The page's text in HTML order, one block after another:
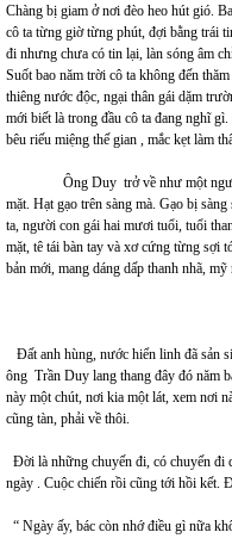
Chàng bị giam ở nơi đèo heo hút gió.
cô ta từng giờ từng phút, đợi bằng trái
đi nhưng chưa có tin lại, làn sóng âm
Suốt bao năm trời cô ta không đến
thiêng nước độc, ngại thân gái dặm
mới biết là trong đầu cô ta đang nghĩ
bêu riếu miệng thế gian , mắc kẹt làm
Ông Duy trở về như một người
mặt. Hạt gạo trên sàng mà. Gạo bị
ta, người con gái hai mươi tuổi, tuổi
mặt, tê tái bàn tay và xơ cứng từng sợi
bản mới, mang dáng dấp thanh nhã,
Đất anh hùng, nước hiển linh đã sản
ông Trần Duy lang thang đây đó năm
này một chút, nơi kia một lát, xem nơi
cũng tàn, phải về thôi.
Đời là những chuyến đi, có chuyến đi
ngày . Cuộc chiến rồi cũng tới hồi kết.
“ Ngày ấy, bác còn nhớ điều gì nữa